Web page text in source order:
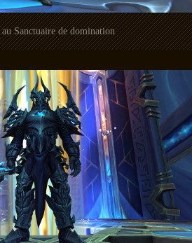
Sanctuaire de domination